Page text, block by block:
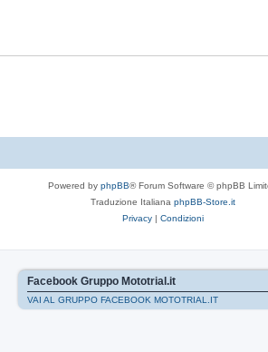
Powered by phpBB® Forum Software © phpBB
Traduzione Italiana phpBB-Store.it
Privacy | Condizioni
Facebook Gruppo Mototrial.it
VAI AL GRUPPO FACEBOOK MOTOTRIAL.IT